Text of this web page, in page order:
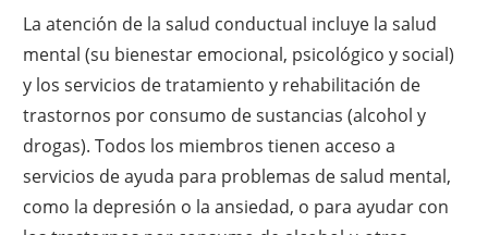
La atención de la salud conductual incluye la salud
mental (su bienestar emocional, psicológico y social)
y los servicios de tratamiento y rehabilitación de
trastornos por consumo de sustancias (alcohol y
drogas). Todos los miembros tienen acceso a
servicios de ayuda para problemas de salud mental,
como la depresión o la ansiedad, o para ayudar con